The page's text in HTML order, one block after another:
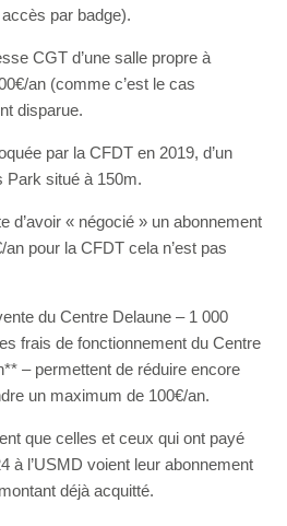
accès par badge).
CGT d’une salle propre à
an (comme c’est le cas
disparue.
par la CFDT en 2019, d’un
Park situé à 150m.
d’avoir « négocié » un abonnement
pour la CFDT cela n’est pas
du Centre Delaune – 1 000
frais de fonctionnement du Centre
– permettent de réduire encore
un maximum de 100€/an.
que celles et ceux qui ont payé
à l’USMD voient leur abonnement
déjà acquitté.